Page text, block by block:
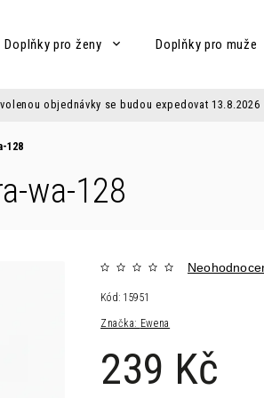
Doplňky pro ženy Doplňky pro muže
objednávky se budou expedovat 13.8.2026
128
wa-128
Značka: Ewena
239 Kč
Kód: 15951